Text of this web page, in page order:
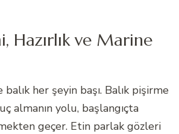
Hazırlık ve Marine
her şeyin başı. Balık pişirme
almanın yolu, başlangıçta
geçer. Etin parlak gözleri